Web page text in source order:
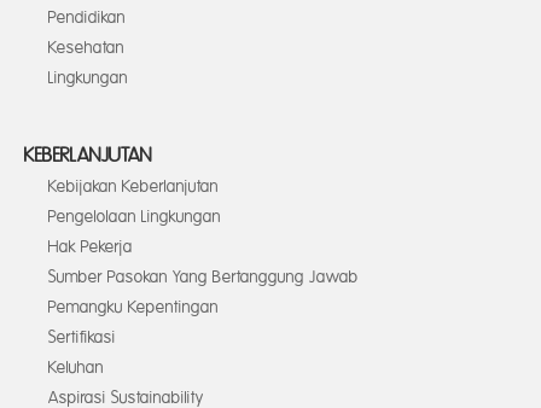
Pendidikan
Kesehatan
Lingkungan
KEBERLANJUTAN
Kebijakan Keberlanjutan
Pengelolaan Lingkungan
Hak Pekerja
Sumber Pasokan Yang Bertanggung Jawab
Pemangku Kepentingan
Sertifikasi
Keluhan
Aspirasi Sustainability